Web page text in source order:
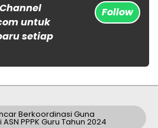
untuk
setiap
Follow
Berkoordinasi Guna
PPPK Guru Tahun 2024